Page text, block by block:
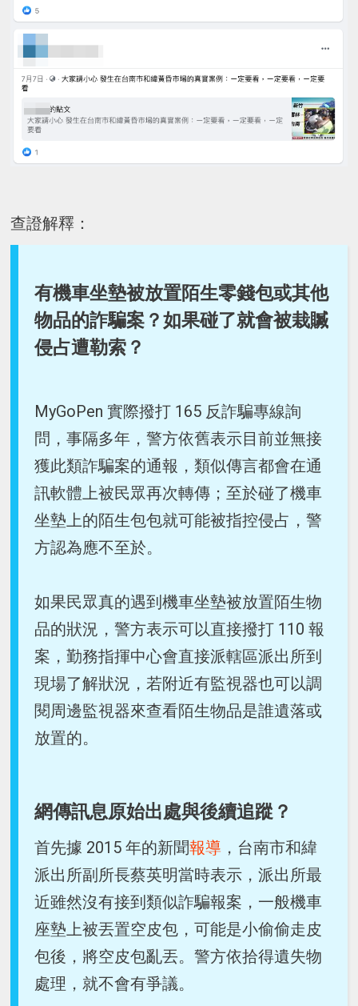
查證解釋：
有機車坐墊被放置陌生零錢包或其他
物品的詐騙案？如果碰了就會被栽贓
侵占遭勒索？
MyGoPen 實際撥打 165 反詐騙專線詢
問，事隔多年，警方依舊表示目前並無接
獲此類詐騙案的通報，類似傳言都會在通
訊軟體上被民眾再次轉傳；至於碰了機車
坐墊上的陌生包包就可能被指控侵占，警
方認為應不至於。
如果民眾真的遇到機車坐墊被放置陌生物
品的狀況，警方表示可以直接撥打 110 報
案，勤務指揮中心會直接派轄區派出所到
現場了解狀況，若附近有監視器也可以調
閱周邊監視器來查看陌生物品是誰遺落或
放置的。
網傳訊息原始出處與後續追蹤？
首先據 2015 年的新聞報導 ，台南市和緯
派出所副所長蔡英明當時表示，派出所最
近雖然沒有接到類似詐騙報案，一般機車
座墊上被丟置空皮包，可能是小偷偷走皮
包後，將空皮包亂丟。警方依拾得遺失物
處理，就不會有爭議。